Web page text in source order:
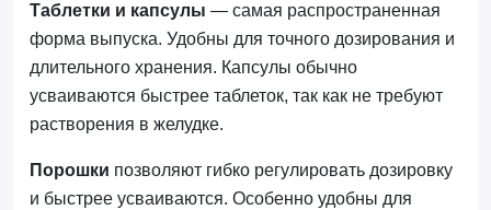
Таблетки и капсулы — самая распространенная
форма выпуска. Удобны для точного дозирования и
длительного хранения. Капсулы обычно
усваиваются быстрее таблеток, так как не требуют
растворения в желудке.
Порошки позволяют гибко регулировать дозировку
и быстрее усваиваются. Особенно удобны для